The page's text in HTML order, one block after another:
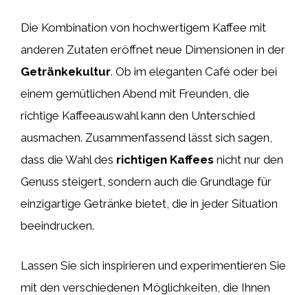
Die Kombination von hochwertigem Kaffee mit
anderen Zutaten eröffnet neue Dimensionen in der
Getränkekultur. Ob im eleganten Café oder bei
einem gemütlichen Abend mit Freunden, die
richtige Kaffeeauswahl kann den Unterschied
ausmachen. Zusammenfassend lässt sich sagen,
dass die Wahl des richtigen Kaffees nicht nur den
Genuss steigert, sondern auch die Grundlage für
einzigartige Getränke bietet, die in jeder Situation
beeindrucken.
Lassen Sie sich inspirieren und experimentieren Sie
mit den verschiedenen Möglichkeiten, die Ihnen